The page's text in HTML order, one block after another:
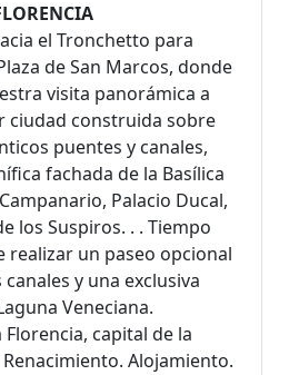
el Tronchetto para
de San Marcos, donde
visita panorámica a
ciudad construida sobre
puentes y canales,
fachada de la Basílica
Palacio Ducal,
los Suspiros. . . Tiempo
realizar un paseo opcional
y una exclusiva
Veneciana.
capital de la
Alojamiento.